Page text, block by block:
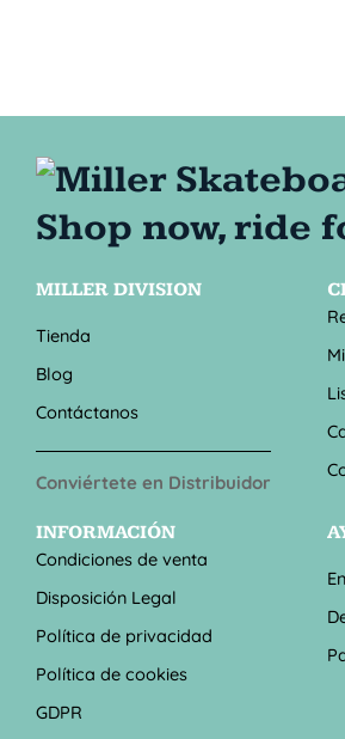
MILLER DIVISION
Tienda
Blog
Contáctanos
Conviértete en Distribuidor
INFORMACIÓN
Condiciones de venta
Disposición Legal
Política de privacidad
Política de cookies
GDPR